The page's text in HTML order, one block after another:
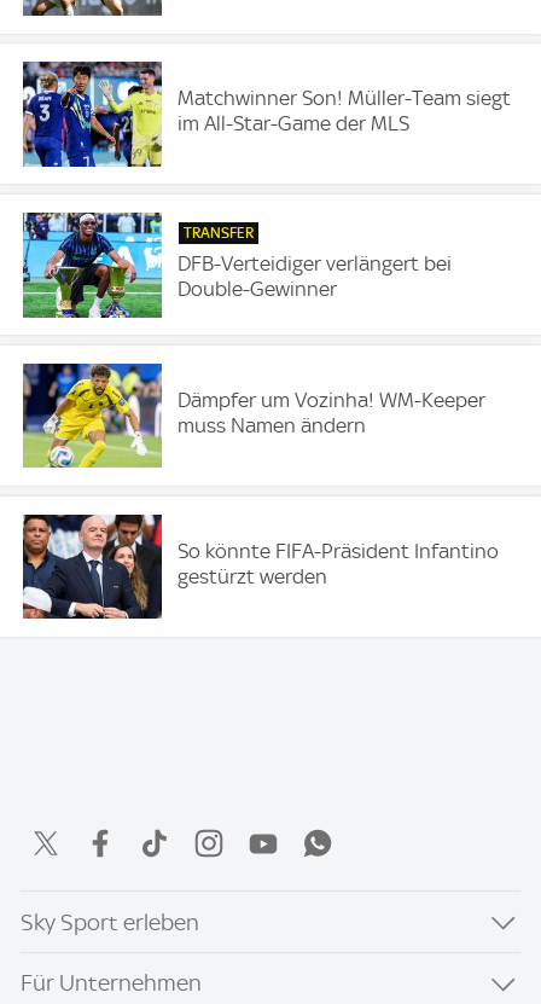
Matchwinner Son! Müller-Team siegt
im All-Star-Game der MLS
TRANSFER
DFB-Verteidiger verlängert bei
Double-Gewinner
Dämpfer um Vozinha! WM-Keeper
muss Namen ändern
So könnte FIFA-Präsident Infantino
gestürzt werden
Sky Sport erleben
Für Unternehmen